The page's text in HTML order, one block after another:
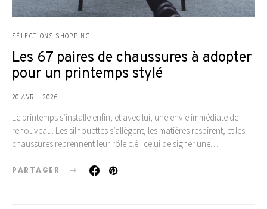
SÉLECTIONS SHOPPING
Les 67 paires de chaussures à adopter
pour un printemps stylé
20 AVRIL 2026
Le printemps s’installe enfin, et avec lui, une envie immédiate de
renouveau. Les silhouettes s’allègent, les matières respirent, et les
chaussures reprennent leur rôle clé : celui de signer une…
PARTAGER